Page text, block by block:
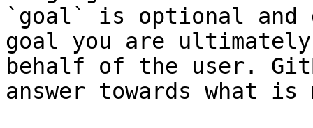
`goal` is optional and
goal you are
behalf of the user.
answer towards what